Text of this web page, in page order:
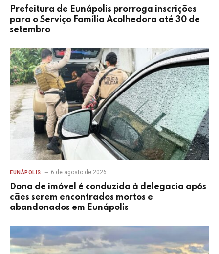
Prefeitura de Eunápolis prorroga inscrições
para o Serviço Família Acolhedora até 30 de
setembro
EUNÁPOLIS 6 de agosto de 2026
Dona de imóvel é conduzida à delegacia após
cães serem encontrados mortos e
abandonados em Eunápolis